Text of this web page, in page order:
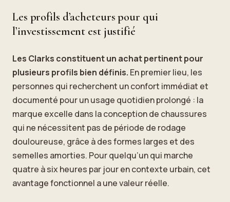
Les profils d’acheteurs pour qui
l’investissement est justifié
Les Clarks constituent un achat pertinent pour
plusieurs profils bien définis. En premier lieu, les
personnes qui recherchent un confort immédiat et
documenté pour un usage quotidien prolongé : la
marque excelle dans la conception de chaussures
qui ne nécessitent pas de période de rodage
douloureuse, grâce à des formes larges et des
semelles amorties. Pour quelqu’un qui marche
quatre à six heures par jour en contexte urbain, cet
avantage fonctionnel a une valeur réelle.